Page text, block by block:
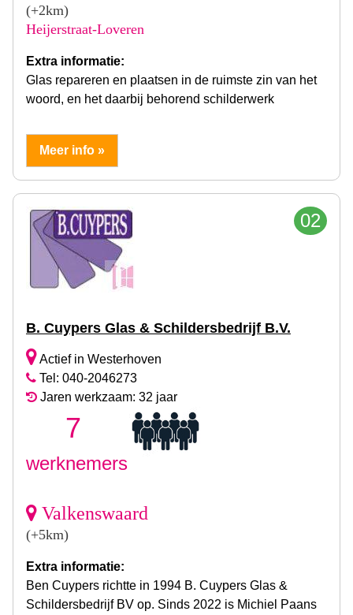
(+2km)
Heijerstraat-Loveren
Extra informatie:
Glas repareren en plaatsen in de ruimste zin van het
woord, en het daarbij behorend schilderwerk
Meer info »
02
B. Cuypers Glas & Schildersbedrijf B.V.
Actief in Westerhoven
Tel: 040-2046273
Jaren werkzaam: 32 jaar
7
werknemers
Valkenswaard
(+5km)
Extra informatie:
Ben Cuypers richtte in 1994 B. Cuypers Glas &
Schildersbedrijf BV op. Sinds 2022 is Michiel Paans